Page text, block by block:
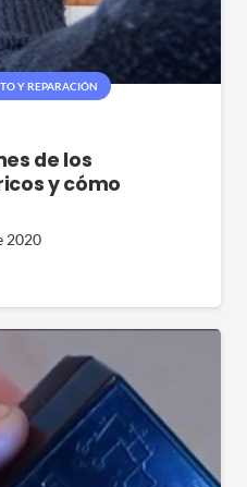
Y REPARACIÓN
de los
y cómo
2020